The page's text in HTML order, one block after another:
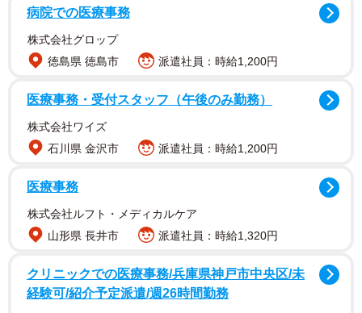
それは、作者の娘・えみりと何気なく会話していた時のこ
とです。えみりが5歳の頃、「ママが作るごはんで1番なに
がすき？」と聞くと、返ってきた答えは「なべ」でした。
それから月日は流れ、7歳になったえみりは「やっぱりママ
病院での医療事務
株式会社グロップ
徳島県 徳島市
派遣社員：時給1,200円
医療事務・受付スタッフ（午後のみ勤務）
株式会社ワイズ
石川県 金沢市
派遣社員：時給1,200円
医療事務
株式会社ルフト・メディカルケア
山形県 長井市
派遣社員：時給1,320円
クリニックでの医療事務/兵庫県神戸市中央区/未
経験可/紹介予定派遣/週26時間勤務